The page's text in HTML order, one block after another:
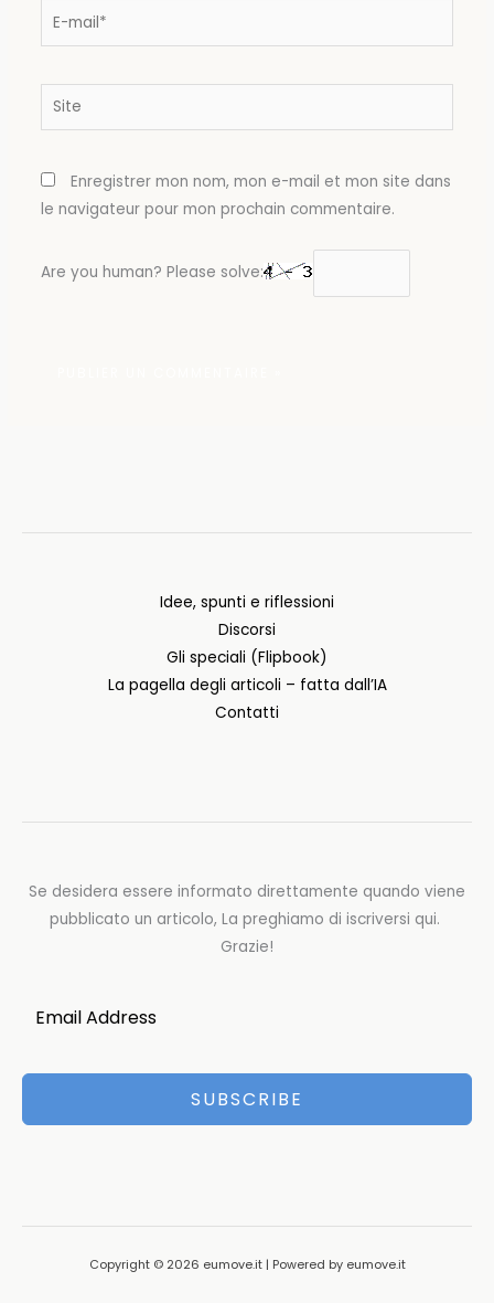
E-
Site
Enregistrer mon nom, mon e-mail et mon site dans
le navigateur pour mon prochain commentaire.
Are you human? Please solve:
Idee, spunti e riflessioni
Discorsi
Gli speciali (Flipbook)
La pagella degli articoli – fatta dall’IA
Contatti
Se desidera essere informato direttamente quando viene
pubblicato un articolo, La preghiamo di iscriversi qui.
Grazie!
SUBSCRIBE
Copyright © 2026 eumove.it | Powered by eumove.it